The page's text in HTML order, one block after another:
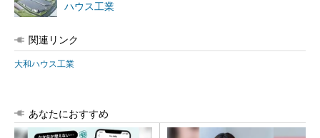
ハウス工業
関連リンク
大和ハウス工業
あなたにおすすめ